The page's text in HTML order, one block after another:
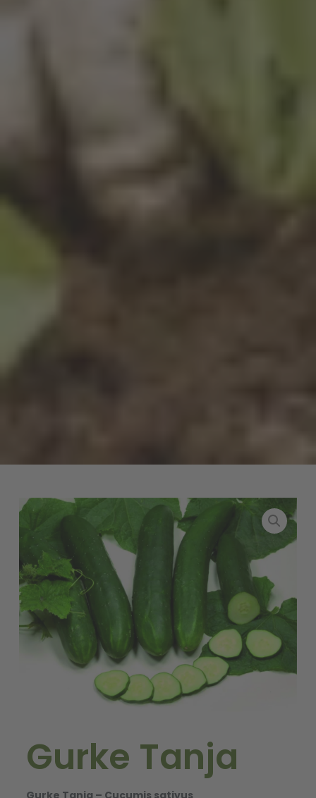
Gurke Tanja
Gurke Tanja – Cucumis sativus